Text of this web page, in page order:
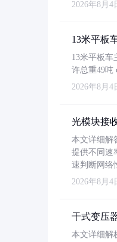
2026年8月4
13米平板
13米平板车
许总重49吨
2026年8月4
光模块接
本文详细解
提供不同速
速判断网络
2026年8月4
干式变压
本文详细解